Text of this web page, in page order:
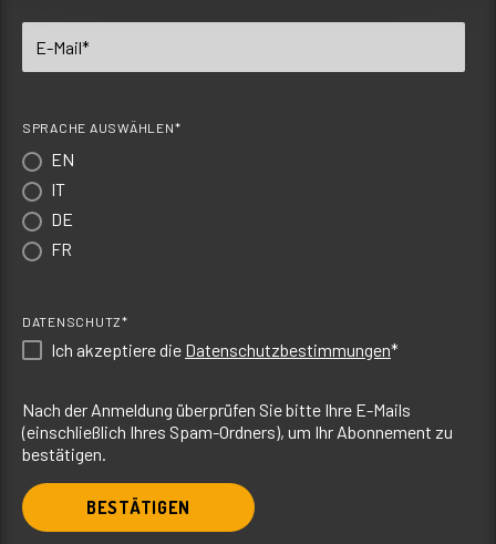
SPRACHE AUSWÄHLEN*
EN
IT
DE
FR
DATENSCHUTZ*
Ich akzeptiere die Datenschutzbestimmungen*
Nach der Anmeldung überprüfen Sie bitte Ihre E-Mails
(einschließlich Ihres Spam-Ordners), um Ihr Abonnement zu
bestätigen.
BESTÄTIGEN